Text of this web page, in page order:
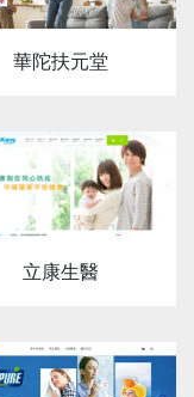
華陀扶元堂
立康生醫